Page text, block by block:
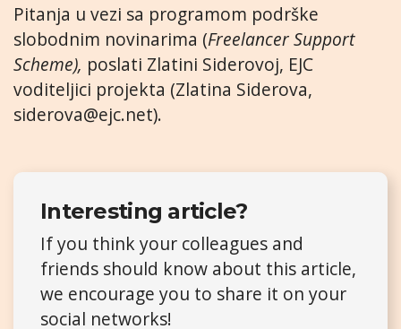
Pitanja u vezi sa programom podrške
slobodnim novinarima (Freelancer Support
Scheme), poslati Zlatini Siderovoj, EJC
voditeljici projekta (Zlatina Siderova,
siderova@ejc.net).
Interesting article?
If you think your colleagues and
friends should know about this article,
we encourage you to share it on your
social networks!